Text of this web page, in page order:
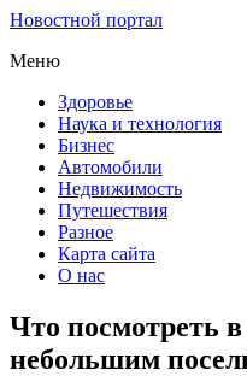
Новостной портал
Меню
Здоровье
Наука и технология
Бизнес
Автомобили
Недвижимость
Путешествия
Разное
Карта сайта
О нас
Что посмотреть
небольшим